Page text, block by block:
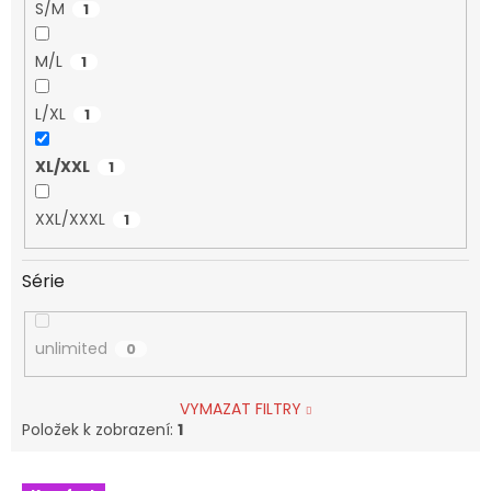
S/M 1
M/L 1
L/XL 1
XL/XXL 1
XXL/XXXL 1
Série
unlimited 0
VYMAZAT FILTRY
Položek k zobrazení: 1
V